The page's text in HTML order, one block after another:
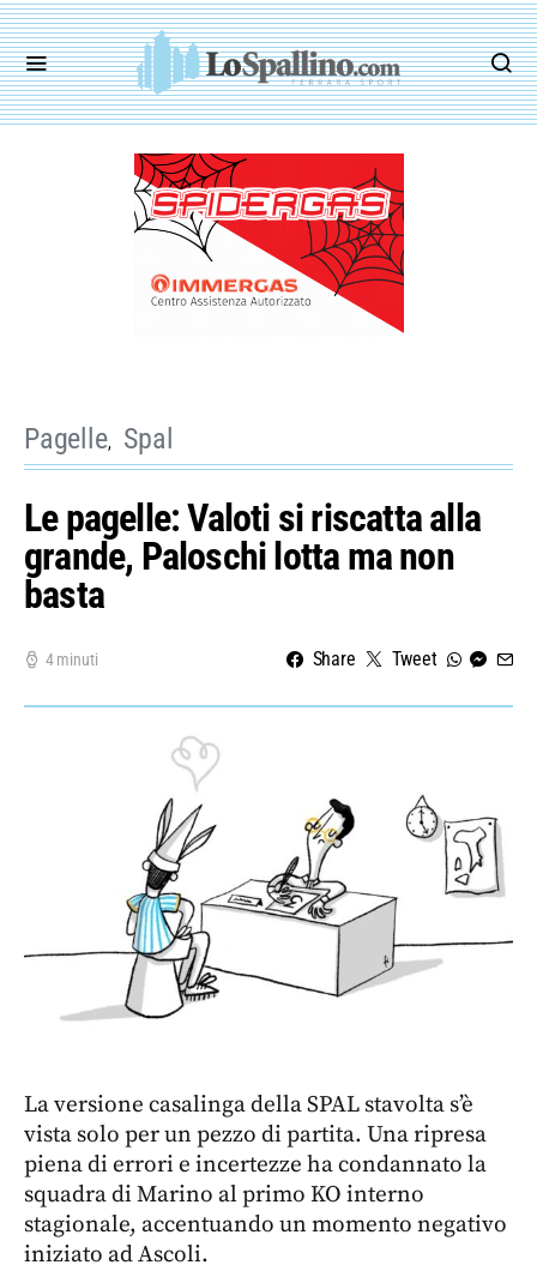
Pagelle Spal
Le pagelle: Valoti si riscatta alla
grande, Paloschi lotta ma non
basta
4 minuti Share Tweet
La versione casalinga della SPAL stavolta s’è
vista solo per un pezzo di partita. Una ripresa
piena di errori e incertezze ha condannato la
squadra di Marino al primo KO interno
stagionale, accentuando un momento negativo
iniziato ad Ascoli.